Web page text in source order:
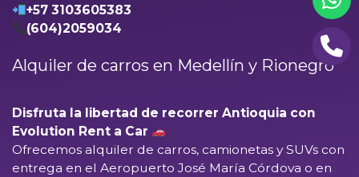
+57 3103605383
(604)2059034
Alquiler de carros en Medellín y Rionegro
Disfruta la libertad de recorrer Antioquia con
Evolution Rent a Car
Ofrecemos alquiler de carros, camionetas y SUVs con
entrega en el Aeropuerto José María Córdova o en